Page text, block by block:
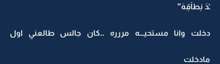
ـْدَ نِطآقِهَ"
دخلت وانا مستحيـــه مررره ..كان جالس طالعني اول
مادخلت